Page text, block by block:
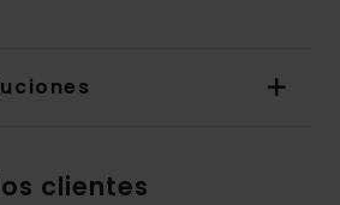
clientes